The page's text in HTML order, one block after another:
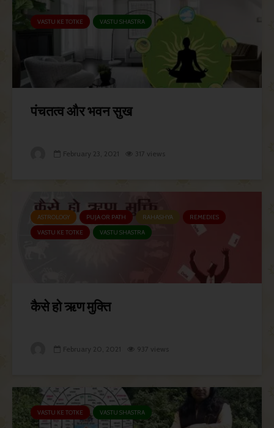
VASTU KE TOTKE VASTU SHASTRA
पंचतत्व और भवन सुख
February 23, 2021 317 views
ASTROLOGY PUJA OR PATH RAHASHYA
REMEDIES
VASTU KE TOTKE
VASTU SHASTRA
कैसे हो ऋण मुक्ति
February 20, 2021 937 views
VASTU KE TOTKE VASTU SHASTRA